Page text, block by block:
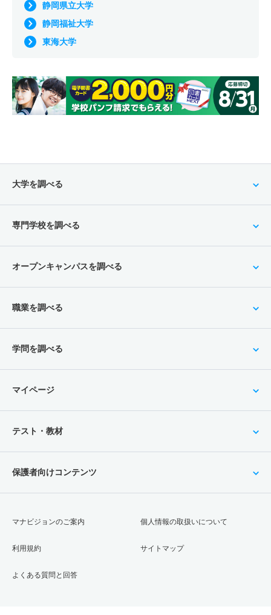
静岡県立大学
静岡福祉大学
東海大学
大学を調べる
専門学校を調べる
オープンキャンパスを調べる
職業を調べる
学問を調べる
マイページ
テスト・教材
保護者向けコンテンツ
マナビジョンのご案内
利用規約
よくある質問と回答
個人情報の取扱いについて
サイトマップ